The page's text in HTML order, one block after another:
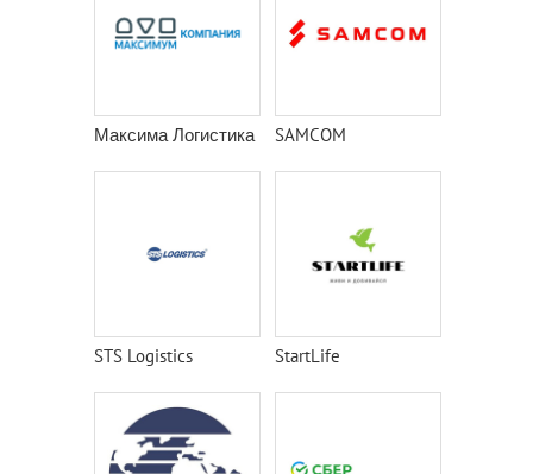
Максима Логистика SAMCOM
STS Logistics StartLife